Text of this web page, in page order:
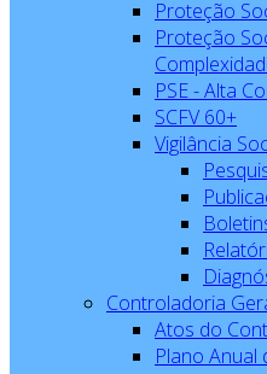
Proteção
Proteção
PSE - Alta
SCFV 60+
Vigilância
Controladoria
Atos do
Plano Anual